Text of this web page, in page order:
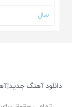
دانلود
سال
دانلود آهنگ جدید